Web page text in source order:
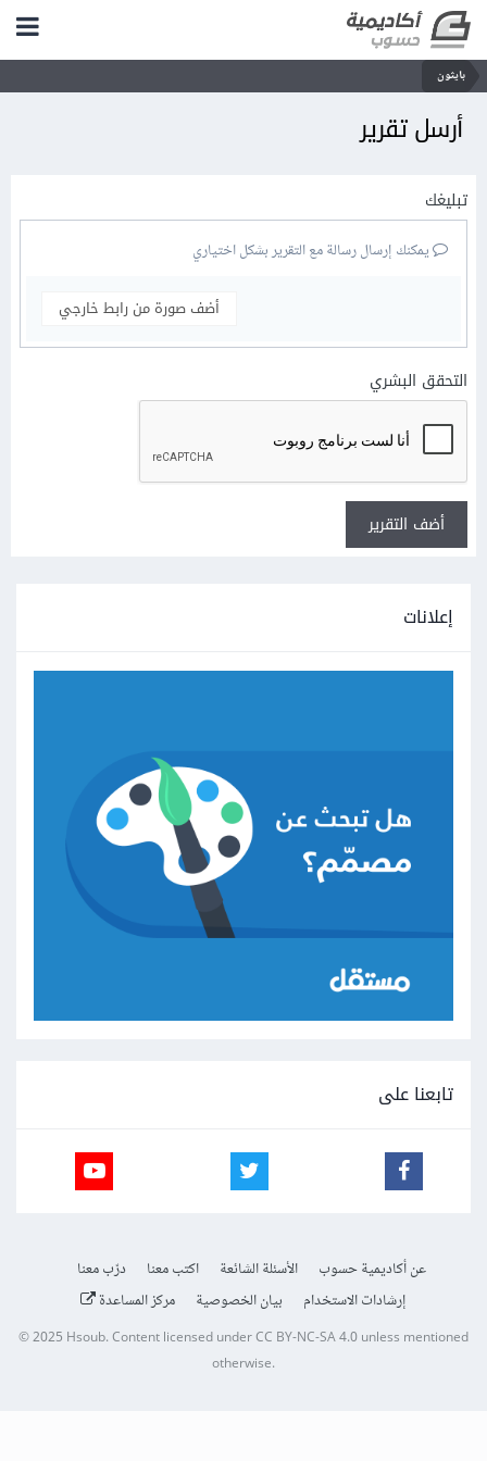
بايثون
أرسل تقرير
تبليغك
يمكنك إرسال رسالة مع التقرير بشكل اختياري
أضف صورة من رابط خارجي
التحقق البشري
أضف التقرير
إعلانات
تابعنا على
عن أكاديمية حسوب الأسئلة الشائعة اكتب معنا
درّب معنا
إرشادات الاستخدام
بيان الخصوصية مركز المساعدة
© 2025 Hsoub.Content licensed underCC BY-NC-SA 4.0unless mentioned
otherwise.